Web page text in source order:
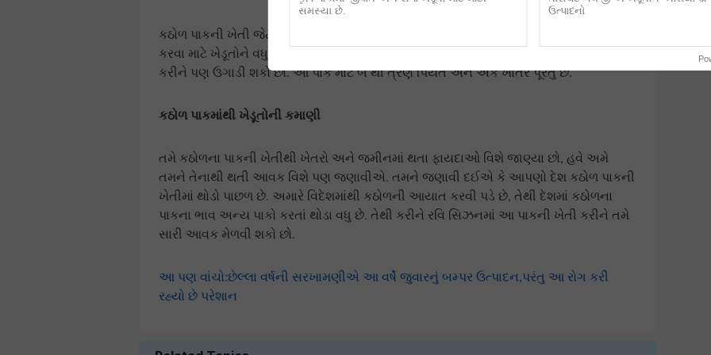
કઠોળ પાકની ખેતી જેટલી ફાયદાકારક છે, તેટલી જ તેને ઉગાડવી પણ સરળ છે. આ પાકની ખેતી
કરવા માટે ખેડૂતોને વધુ ધક્કા ખાવાની જરૂર નથી. ખેડાણ કર્યા પછી, તમે બીજને સીધા વેરવિખેર
કરીને પણ ઉગાડી શકો છો. આ પાક માટે બે થી ત્રણ પિયત અને એક ખાતર પૂરતું છે.
કઠોળ પાકમાંથી ખેડૂતોની કમાણી
તમે કઠોળના પાકની ખેતીથી ખેતરો અને જમીનમાં થતા ફાયદાઓ વિશે જાણ્યા છો, હવે અમે
તમને તેનાથી થતી આવક વિશે પણ જણાવીએ. તમને જણાવી દઈએ કે આપણો દેશ કઠોળ પાકની
ખેતીમાં થોડો પાછળ છે. અમારે વિદેશમાંથી કઠોળની આયાત કરવી પડે છે, તેથી દેશમાં કઠોળના
પાકના ભાવ અન્ય પાકો કરતાં થોડા વધુ છે. તેથી કરીને રવિ સિઝનમાં આ પાકની ખેતી કરીને તમે
સારી આવક મેળવી શકો છો.
આ પણ વાંચો:છેલ્લા વર્ષની સરખામણીએ આ વર્ષે જુવારનું બમ્પર ઉત્પાદન,પરંતુ આ રોગ કરી
રહ્યો છે પરેશાન
સમસ્યા છે.
ઉત્પાદનો